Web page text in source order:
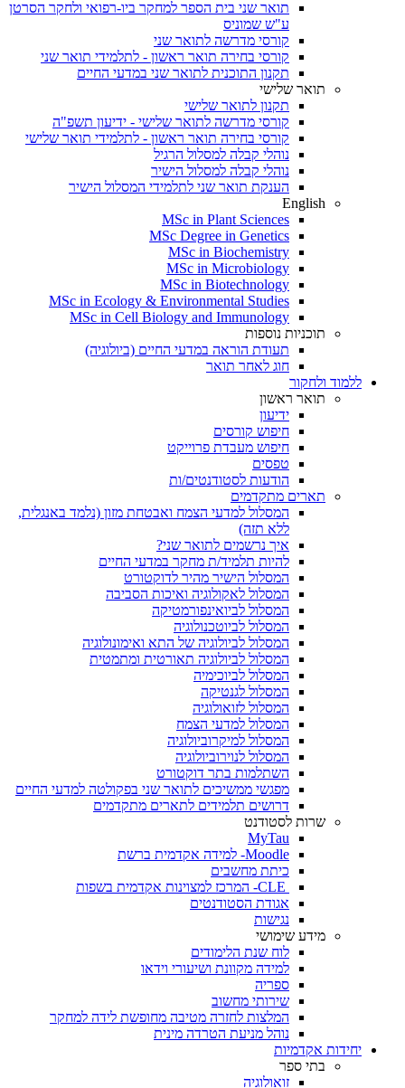
תואר שני בית הספר למחקר ביו-רפואי ולחקר הסרטן
ע"ש שמוניס
קורסי מדרשה לתואר שני
קורסי בחירה תואר ראשון - לתלמידי תואר שני
תקנון התוכנית לתואר שני במדעי החיים
תואר שלישי
תקנון לתואר שלישי
קורסי מדרשה לתואר שלישי - ידיעון תשפ"ה
קורסי בחירה תואר ראשון - לתלמידי תואר שלישי
נוהלי קבלה למסלול הרגיל
נוהלי קבלה למסלול הישיר
הענקת תואר שני לתלמידי המסלול הישיר
English
MSc in Plant Sciences
MSc Degree in Genetics
MSc in Biochemistry
MSc in Microbiology
MSc in Biotechnology
MSc in Ecology & Environmental Studies
MSc in Cell Biology and Immunology
תוכניות נוספות
תעודת הוראה במדעי החיים (ביולוגיה)
חוג לאחר תואר
ללמוד ולחקור
תואר ראשון
ידיעון
חיפוש קורסים
חיפוש מעבדת פרוייקט
טפסים
הודעות לסטודנטים/ות
תארים מתקדמים
המסלול למדעי הצמח ואבטחת מזון (נלמד באנגלית,
ללא תזה)
איך נרשמים לתואר שני?
להיות תלמיד/ת מחקר במדעי החיים
המסלול הישיר מהיר לדוקטורט
המסלול לאקולוגיה ואיכות הסביבה
המסלול לביואינפורמטיקה
המסלול לביוטכנולוגיה
המסלול לביולוגיה של התא ואימונולוגיה
המסלול לביולוגיה תאורטית ומתמטית
המסלול לביוכימיה
המסלול לגנטיקה
המסלול לזואולוגיה
המסלול למדעי הצמח
המסלול למיקרוביולוגיה
המסלול לנוירוביולוגיה
השתלמות בתר דוקטורט
מפגשי ממשיכים לתואר שני בפקולטה למדעי החיים
דרושים תלמידים לתארים מתקדמים
שרות לסטודנט
MyTau
Moodle- למידה אקדמית ברשת
כיתת מחשבים
אגודת הסטודנטים
נגישות
מידע שימושי
לוח שנת הלימודים
למידה מקוונת ושיעורי וידאו
ספריה
שירותי מחשוב
המלצות לחזרה מטיבה מחופשת לידה למחקר
נוהל מניעת הטרדה מינית
יחידות אקדמיות
בתי ספר
זואולוגיה